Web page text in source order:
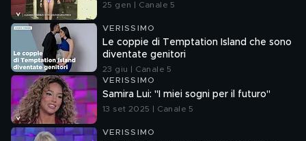
25 gen | Canale 5
VERISSIMO
Le coppie di Temptation Island che sono
diventate genitori
23 giu | Canale 5
VERISSIMO
Samira Lui: "I miei sogni per il futuro"
13 set 2025 | Canale 5
VERISSIMO